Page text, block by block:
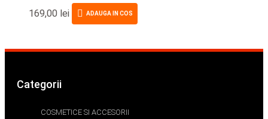
169,00 lei ADAUGA IN COS
Categorii
COSMETICE SI ACCESORII